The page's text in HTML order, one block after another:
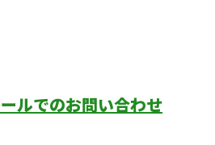
ルでのお問い合わせ